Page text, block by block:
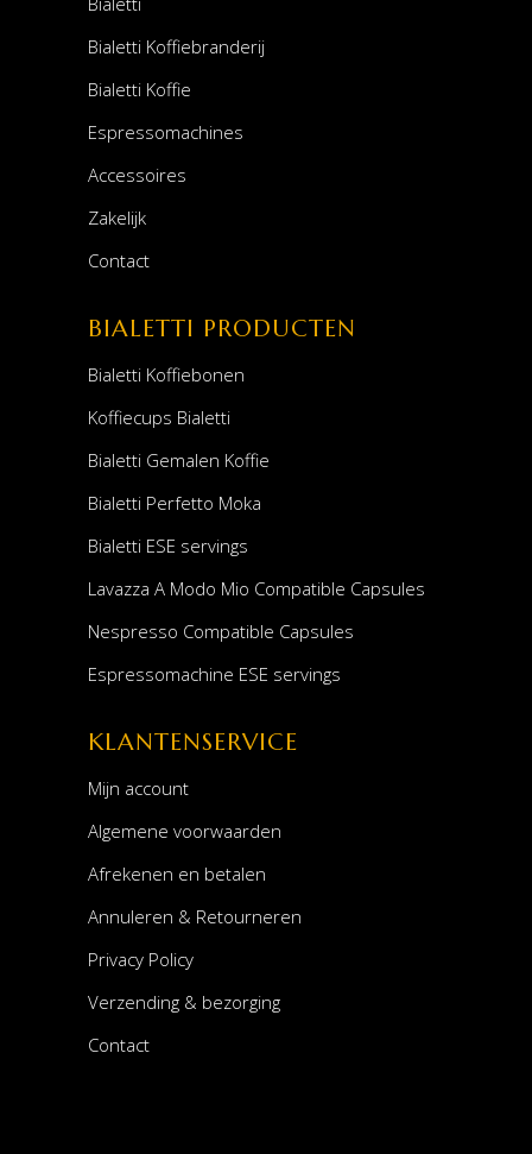
Bialetti Koffiebranderij
Bialetti Koffie
Espressomachines
Accessoires
Zakelijk
Contact
BIALETTI PRODUCTEN
Bialetti Koffiebonen
Koffiecups Bialetti
Bialetti Gemalen Koffie
Bialetti Perfetto Moka
Bialetti ESE servings
Lavazza A Modo Mio Compatible Capsules
Nespresso Compatible Capsules
Espressomachine ESE servings
KLANTENSERVICE
Mijn account
Algemene voorwaarden
Afrekenen en betalen
Annuleren & Retourneren
Privacy Policy
Verzending & bezorging
Contact